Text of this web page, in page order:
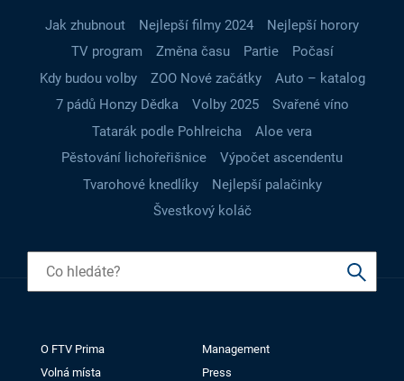
Jak zhubnout Nejlepší filmy 2024
Nejlepší horory
TV program
Změna času Partie
Počasí
Kdy budou volby
ZOO Nové začátky
Auto – katalog
7 pádů Honzy Dědka
Volby 2025
Svařené víno
Tatarák podle Pohlreicha
Aloe vera
Pěstování lichořeřišnice
Výpočet ascendentu
Tvarohové knedlíky
Nejlepší palačinky
Švestkový koláč
O FTV Prima
Management
Volná místa
Press